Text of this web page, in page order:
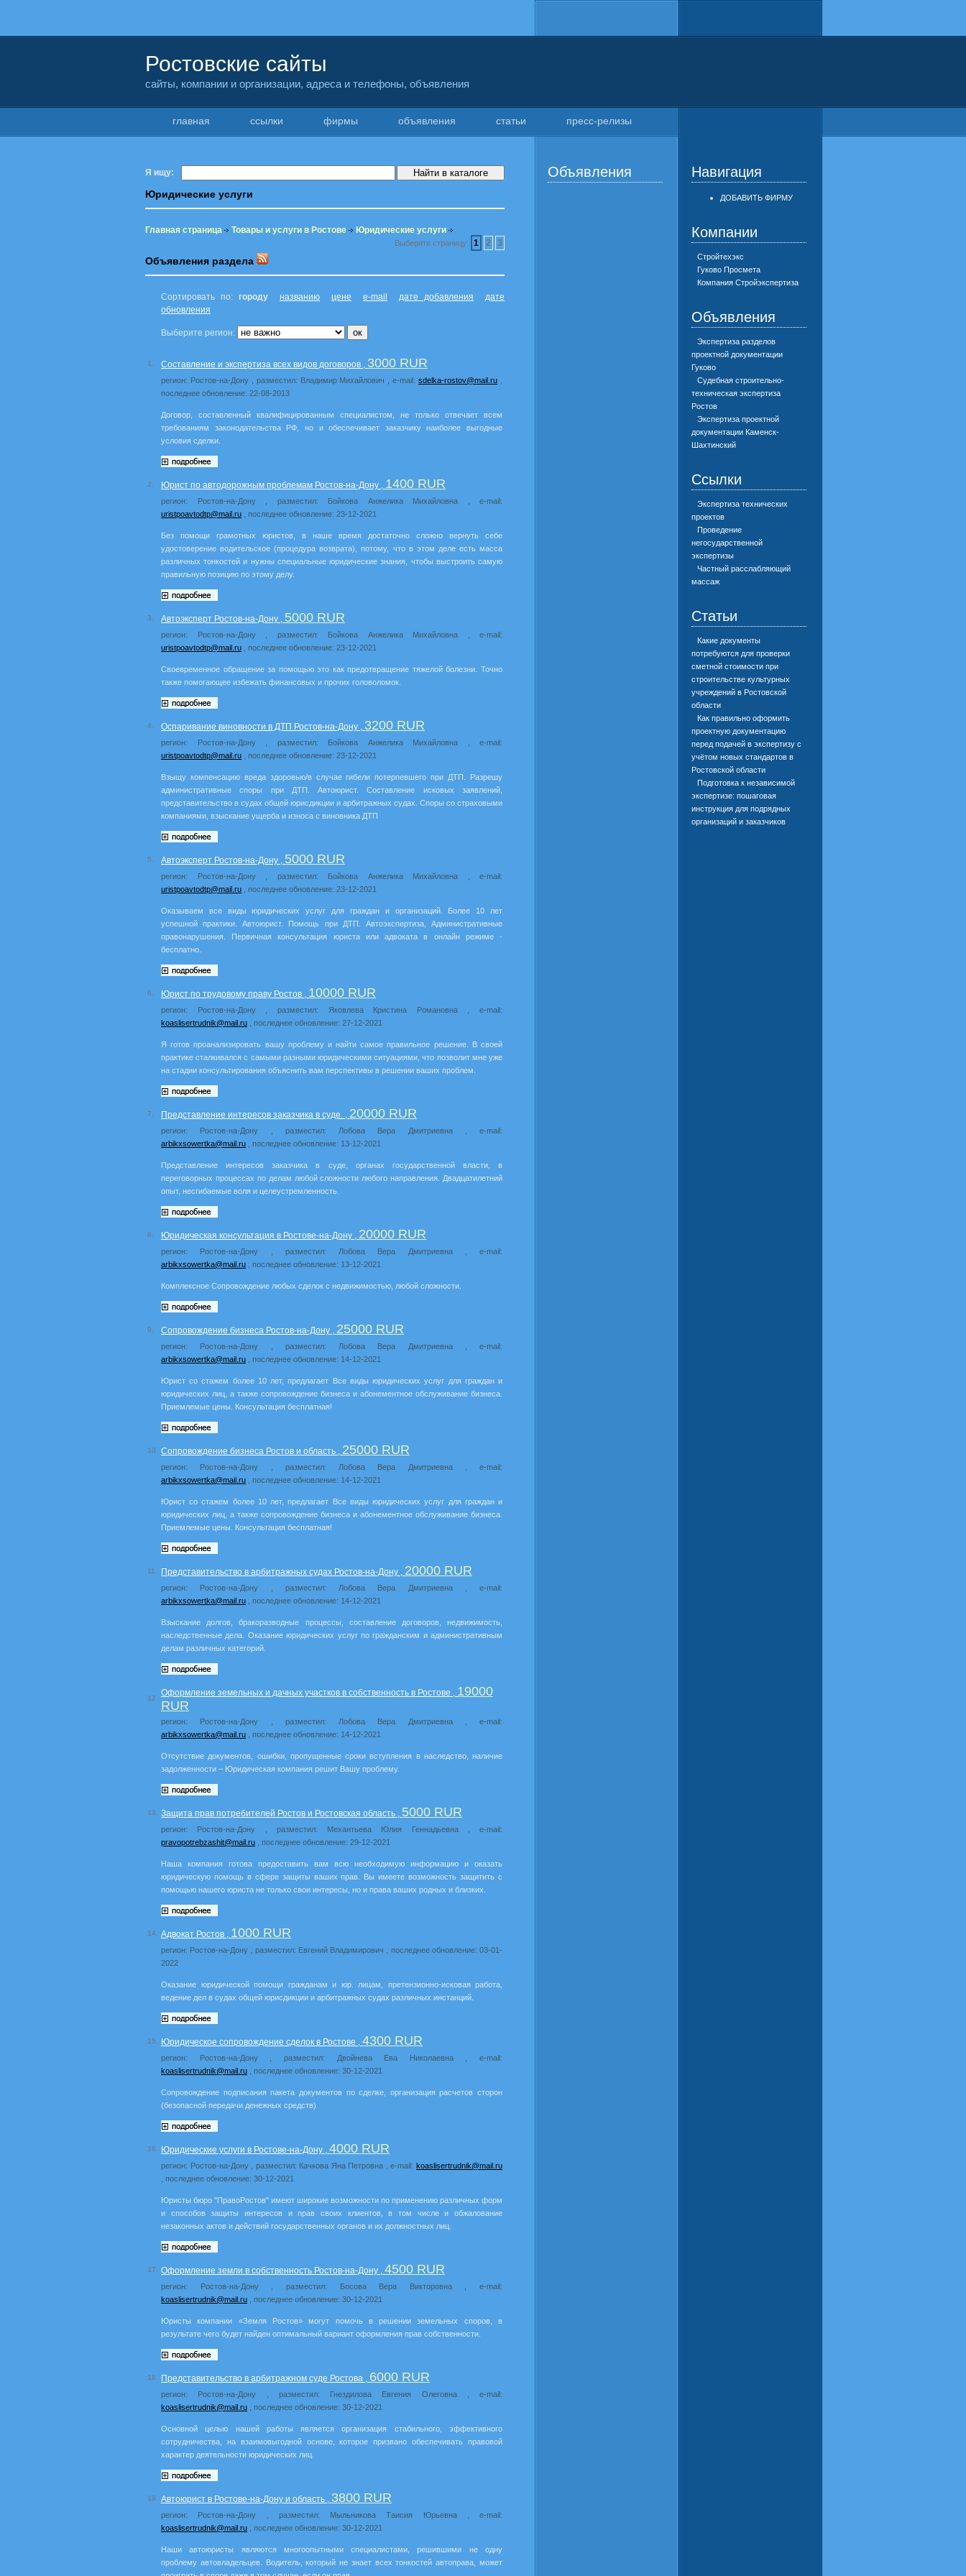
Ростовские сайты
сайты, компании и организации, адреса и телефоны, объявления
главная ссылки фирмы объявления статьи пресс-релизы
Я ищу:
Юридические услуги
Главная страница Товары и услуги в Ростове Юридические услуги
Выберите страницу: 1 2 3
Объявления раздела
Сортировать по: городу названию цене e-mail дате добавления
дате
обновления
Выберите регион:
1. Составление и экспертиза всех видов договоров , 3000 RUR
регион: Ростов-на-Дону , разместил: Владимир Михайлович , e-mail:sdelka-rostov@mail.ru
последнее обновление: 22-08-2013
Договор, составленный квалифицированным специалистом, не только отвечает всем
требованиям законодательства РФ, но и обеспечивает заказчику наиболее выгодные
условия сделки.
2. Юрист по автодорожным проблемам Ростов-на-Дону , 1400 RUR
регион: Ростов-на-Дону , разместил: Бойкова Анжелика Михайловна , e-mail:
uristpoavtodtp@mail.ru , последнее обновление: 23-12-2021
Без помощи грамотных юристов, в наше время достаточно сложно вернуть себе
удостоверение водительское (процедура возврата), потому, что в этом деле есть масса
различных тонкостей и нужны специальные юридические знания, чтобы выстроить самую
правильную позицию по этому делу.
3. Автоэксперт Ростов-на-Дону , 5000 RUR
регион: Ростов-на-Дону , разместил: Бойкова Анжелика Михайловна , e-mail:
uristpoavtodtp@mail.ru , последнее обновление: 23-12-2021
Своевременное обращение за помощью это как предотвращение тяжелой болезни. Точно
также помогающее избежать финансовых и прочих головоломок.
4. Оспаривание виновности в ДТП Ростов-на-Дону , 3200 RUR
регион: Ростов-на-Дону , разместил: Бойкова Анжелика Михайловна , e-mail:
uristpoavtodtp@mail.ru , последнее обновление: 23-12-2021
Взыщу компенсацию вреда здоровью/в случае гибели потерпевшего при ДТП. Разрешу
административные споры при ДТП. Автоюрист. Составление исковых заявлений,
представительство в судах общей юрисдикции и арбитражных судах. Споры со страховыми
компаниями, взыскание ущерба и износа с виновника ДТП
5. Автоэксперт Ростов-на-Дону , 5000 RUR
регион: Ростов-на-Дону , разместил: Бойкова Анжелика Михайловна , e-mail:
uristpoavtodtp@mail.ru , последнее обновление: 23-12-2021
Оказываем все виды юридических услуг для граждан и организаций. Более 10 лет
успешной практики. Автоюрист. Помощь при ДТП. Автоэкспертиза, Административные
правонарушения. Первичная консультация юриста или адвоката в онлайн режиме -
бесплатно.
6. Юрист по трудовому праву Ростов , 10000 RUR
регион: Ростов-на-Дону , разместил: Яковлева Кристина Романовна , e-mail:
koaslisertrudnik@mail.ru , последнее обновление: 27-12-2021
Я готов проанализировать вашу проблему и найти самое правильное решение. В своей
практике сталкивался с самыми разными юридическими ситуациями, что позволит мне уже
на стадии консультирования объяснить вам перспективы в решении ваших проблем.
7. Представление интересов заказчика в суде. , 20000 RUR
регион: Ростов-на-Дону , разместил: Лобова Вера Дмитриевна , e-mail:
arbikxsowertka@mail.ru , последнее обновление: 13-12-2021
Представление интересов заказчика в суде, органах государственной власти, в
переговорных процессах по делам любой сложности любого направления. Двадцатилетний
опыт, несгибаемые воля и целеустремленность.
8. Юридическая консультация в Ростове-на-Дону , 20000 RUR
регион: Ростов-на-Дону , разместил: Лобова Вера Дмитриевна , e-mail:
arbikxsowertka@mail.ru , последнее обновление: 13-12-2021
Комплексное Сопровождение любых сделок с недвижимостью, любой сложности.
9. Сопровождение бизнеса Ростов-на-Дону , 25000 RUR
регион: Ростов-на-Дону , разместил: Лобова Вера Дмитриевна , e-mail:
arbikxsowertka@mail.ru , последнее обновление: 14-12-2021
Юрист со стажем более 10 лет, предлагает Все виды юридических услуг для граждан и
юридических лиц, а также сопровождение бизнеса и абонементное обслуживание бизнеса.
Приемлемые цены. Консультация бесплатная!
10. Сопровождение бизнеса Ростов и область , 25000 RUR
регион: Ростов-на-Дону , разместил: Лобова Вера Дмитриевна , e-mail:
arbikxsowertka@mail.ru , последнее обновление: 14-12-2021
Юрист со стажем более 10 лет, предлагает Все виды юридических услуг для граждан и
юридических лиц, а также сопровождение бизнеса и абонементное обслуживание бизнеса.
Приемлемые цены. Консультация бесплатная!
11. Представительство в арбитражных судах Ростов-на-Дону , 20000 RUR
регион: Ростов-на-Дону , разместил: Лобова Вера Дмитриевна , e-mail:
arbikxsowertka@mail.ru , последнее обновление: 14-12-2021
Взыскание долгов, бракоразводные процессы, составление договоров, недвижимость,
наследственные дела. Оказание юридических услуг по гражданским и административным
делам различных категорий.
12.
Оформление земельных и дачных участков в собственность в Ростове , 19000
RUR
регион: Ростов-на-Дону , разместил: Лобова Вера Дмитриевна , e-mail:
arbikxsowertka@mail.ru , последнее обновление: 14-12-2021
Отсутствие документов, ошибки, пропущенные сроки вступления в наследство, наличие
задолженности – Юридическая компания решит Вашу проблему.
13. Защита прав потребителей Ростов и Ростовская область , 5000 RUR
регион: Ростов-на-Дону , разместил: Механтьева Юлия Геннадьевна , e-mail:
pravopotrebzashit@mail.ru , последнее обновление: 29-12-2021
Наша компания готова предоставить вам всю необходимую информацию и оказать
юридическую помощь в сфере защиты ваших прав. Вы имеете возможность защитить с
помощью нашего юриста не только свои интересы, но и права ваших родных и близких.
14. Адвокат Ростов , 1000 RUR
регион: Ростов-на-Дону , разместил: Евгений Владимирович , последнее обновление: 03-01-
2022
Оказание юридической помощи гражданам и юр. лицам, претензионно-исковая работа,
ведение дел в судах общей юрисдикции и арбитражных судах различных инстанций.
15. Юридическое сопровождение сделок в Ростове , 4300 RUR
регион: Ростов-на-Дону , разместил: Двойнева Ева Николаевна , e-mail:
koaslisertrudnik@mail.ru , последнее обновление: 30-12-2021
Сопровождение подписания пакета документов по сделке, организация расчетов сторон
(безопасной передачи денежных средств)
16. Юридические услуги в Ростове-на-Дону , 4000 RUR
регион: Ростов-на-Дону , разместил: Качкова Яна Петровна , e-mail: koaslisertrudnik@mail.ru
, последнее обновление: 30-12-2021
Юристы бюро "ПравоРостов" имеют широкие возможности по применению различных форм
и способов защиты интересов и прав своих клиентов, в том числе и обжалование
незаконных актов и действий государственных органов и их должностных лиц.
17. Оформление земли в собственность Ростов-на-Дону , 4500 RUR
регион: Ростов-на-Дону , разместил: Босова Вера Викторовна , e-mail:
koaslisertrudnik@mail.ru , последнее обновление: 30-12-2021
Юристы компании «Земля Ростов» могут помочь в решении земельных споров, в
результате чего будет найден оптимальный вариант оформления прав собственности.
18. Представительство в арбитражном суде Ростова , 6000 RUR
регион: Ростов-на-Дону , разместил: Гнездилова Евгения Олеговна , e-mail:
koaslisertrudnik@mail.ru , последнее обновление: 30-12-2021
Основной целью нашей работы является организация стабильного, эффективного
сотрудничества, на взаимовыгодной основе, которое призвано обеспечивать правовой
характер деятельности юридических лиц.
19. Автоюрист в Ростове-на-Дону и область , 3800 RUR
регион: Ростов-на-Дону , разместил: Мыльникова Таисия Юрьевна , e-mail:
koaslisertrudnik@mail.ru , последнее обновление: 30-12-2021
Наши автоюристы являются многоопытными специалистами, решившими не одну
проблему автовладельцев. Водитель, который не знает всех тонкостей автоправа, может
Объявления Навигация
ДОБАВИТЬ ФИРМУ
Компании
Стройтехэкс
Гуково Просмета
Компания Стройэкспертиза
Объявления
Экспертиза разделов
проектной документации
Гуково
Судебная строительно-
техническая экспертиза
Ростов
Экспертиза проектной
документации Каменск-
Шахтинский
Ссылки
Экспертиза технических
проектов
Проведение
негосударственной
экспертизы
Частный расслабляющий
массаж
Статьи
Какие документы
потребуются для проверки
сметной стоимости при
строительстве культурных
учреждений в Ростовской
области
Как правильно оформить
проектную документацию
перед подачей в экспертизу с
учётом новых стандартов в
Ростовской области
Подготовка к независимой
экспертизе: пошаговая
инструкция для подрядных
организаций и заказчиков